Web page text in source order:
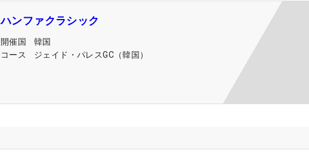
ハンファクラシック
開催国
韓国
コース
ジェイド・パレスGC（韓国）